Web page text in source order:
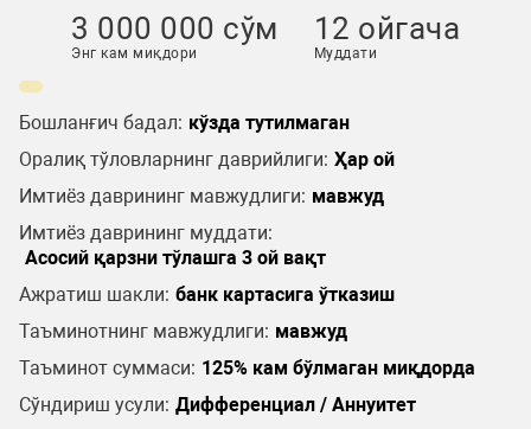
3 000 000 сўм
Энг кам миқдори
12 ойгача
Муддати
Бошланғич бадал: кўзда тутилмаган
Оралиқ тўловларнинг даврийлиги: Ҳар ой
Имтиёз даврининг мавжудлиги: мавжуд
Имтиёз даврининг муддати:
Асосий қарзни тўлашга 3 ой вақт
Ажратиш шакли: банк картасига ўтказиш
Таъминотнинг мавжудлиги: мавжуд
Таъминот суммаси: 125% кам бўлмаган миқдорда
Сўндириш усули: Дифференциал / Аннуитет